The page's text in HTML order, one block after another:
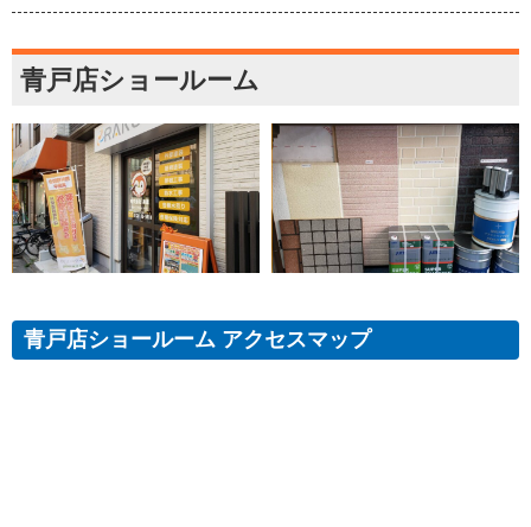
青戸店ショールーム
青戸店ショールーム アクセスマップ